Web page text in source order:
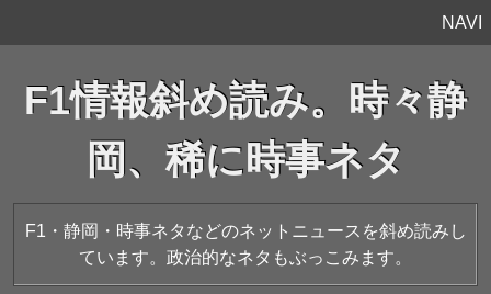
NAVI
F1情報斜め読み。時々静
岡、稀に時事ネタ
F1・静岡・時事ネタなどのネットニュースを斜め読みし
ています。政治的なネタもぶっこみます。